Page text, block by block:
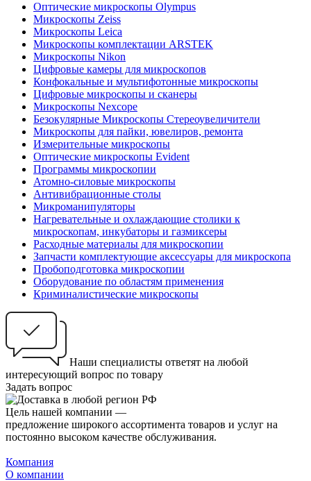
Оптические микроскопы Olympus
Микроскопы Zeiss
Микроскопы Leica
Микроскопы комплектации ARSTEK
Микроскопы Nikon
Цифровые камеры для микроскопов
Конфокальные и мультифотонные микроскопы
Цифровые микроскопы и сканеры
Микроскопы Nexcope
Безокулярные Микроскопы Стереоувеличители
Микроскопы для пайки, ювелиров, ремонта
Измерительные микроскопы
Оптические микроскопы Evident
Программы микроскопии
Атомно-силовые микроскопы
Антивибрационные столы
Микроманипуляторы
Нагревательные и охлаждающие столики к
микроскопам, инкубаторы и газмиксеры
Расходные материалы для микроскопии
Запчасти комплектующие аксессуары для микроскопа
Пробоподготовка микроскопии
Оборудование по областям применения
Криминалистические микроскопы
Наши специалисты ответят на любой
интересующий вопрос по товару
Задать вопрос
Цель нашей компании —
предложение широкого ассортимента товаров и услуг на
постоянно высоком качестве обслуживания.
Компания
О компании